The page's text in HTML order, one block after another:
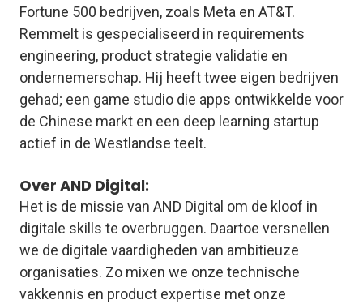
Fortune 500 bedrijven, zoals Meta en AT&T.
Remmelt is gespecialiseerd in requirements
engineering, product strategie validatie en
ondernemerschap. Hij heeft twee eigen bedrijven
gehad; een game studio die apps ontwikkelde voor
de Chinese markt en een deep learning startup
actief in de Westlandse teelt.
Over AND Digital:
Het is de missie van AND Digital om de kloof in
digitale skills te overbruggen. Daartoe versnellen
we de digitale vaardigheden van ambitieuze
organisaties. Zo mixen we onze technische
vakkennis en product expertise met onze